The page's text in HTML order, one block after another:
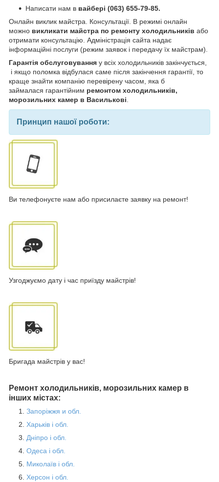
Написати нам в вайбері (063) 655-79-85.
Онлайн виклик майстра. Консультації. В режимі онлайн
можно викликати майстра по ремонту холодильників або
отримати консультацію. Адміністрація сайта надає
інформаційні послуги (режим заявок і передачу їх майстрам).
Гарантія обслуговування у всіх холодильників закінчується,
і якщо поломка відбулася саме після закінчення гарантії, то
краще знайти компанію перевірену часом, яка б
займалася гарантійним ремонтом холодильників,
морозильних камер в Василькові.
Принцип нашої роботи:
Ви телефонуєте нам або присилаєте заявку на ремонт!
Узгоджуємо дату і час приїзду майстрів!
Бригада майстрів у вас!
Ремонт холодильників, морозильних камер в
інших містах:
Запоріжжя и обл.
Харьків і обл.
Дніпро і обл.
Одеса і обл.
Миколаїв і обл.
Херсон і обл.